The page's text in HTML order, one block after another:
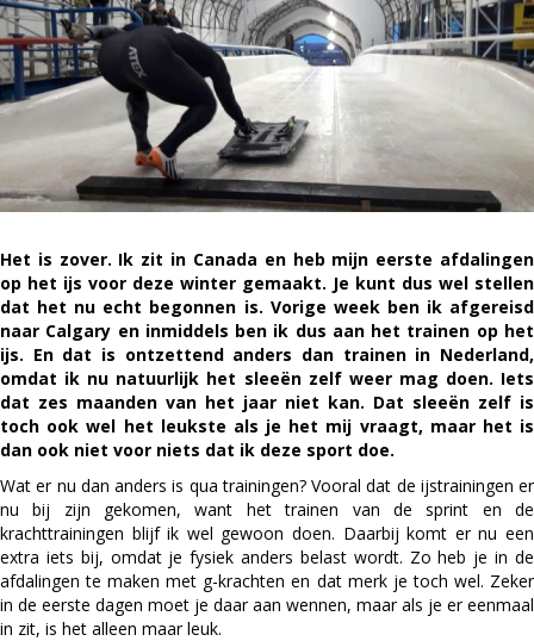
Het is zover. Ik zit in Canada en heb mijn eerste afdalingen
op het ijs voor deze winter gemaakt. Je kunt dus wel stellen
dat het nu echt begonnen is. Vorige week ben ik afgereisd
naar Calgary en inmiddels ben ik dus aan het trainen op het
ijs. En dat is ontzettend anders dan trainen in Nederland,
omdat ik nu natuurlijk het sleeën zelf weer mag doen. Iets
dat zes maanden van het jaar niet kan. Dat sleeën zelf is
toch ook wel het leukste als je het mij vraagt, maar het is
dan ook niet voor niets dat ik deze sport doe.
Wat er nu dan anders is qua trainingen? Vooral dat de ijstrainingen er
nu bij zijn gekomen, want het trainen van de sprint en de
krachttrainingen blijf ik wel gewoon doen. Daarbij komt er nu een
extra iets bij, omdat je fysiek anders belast wordt. Zo heb je in de
afdalingen te maken met g-krachten en dat merk je toch wel. Zeker
in de eerste dagen moet je daar aan wennen, maar als je er eenmaal
in zit, is het alleen maar leuk.